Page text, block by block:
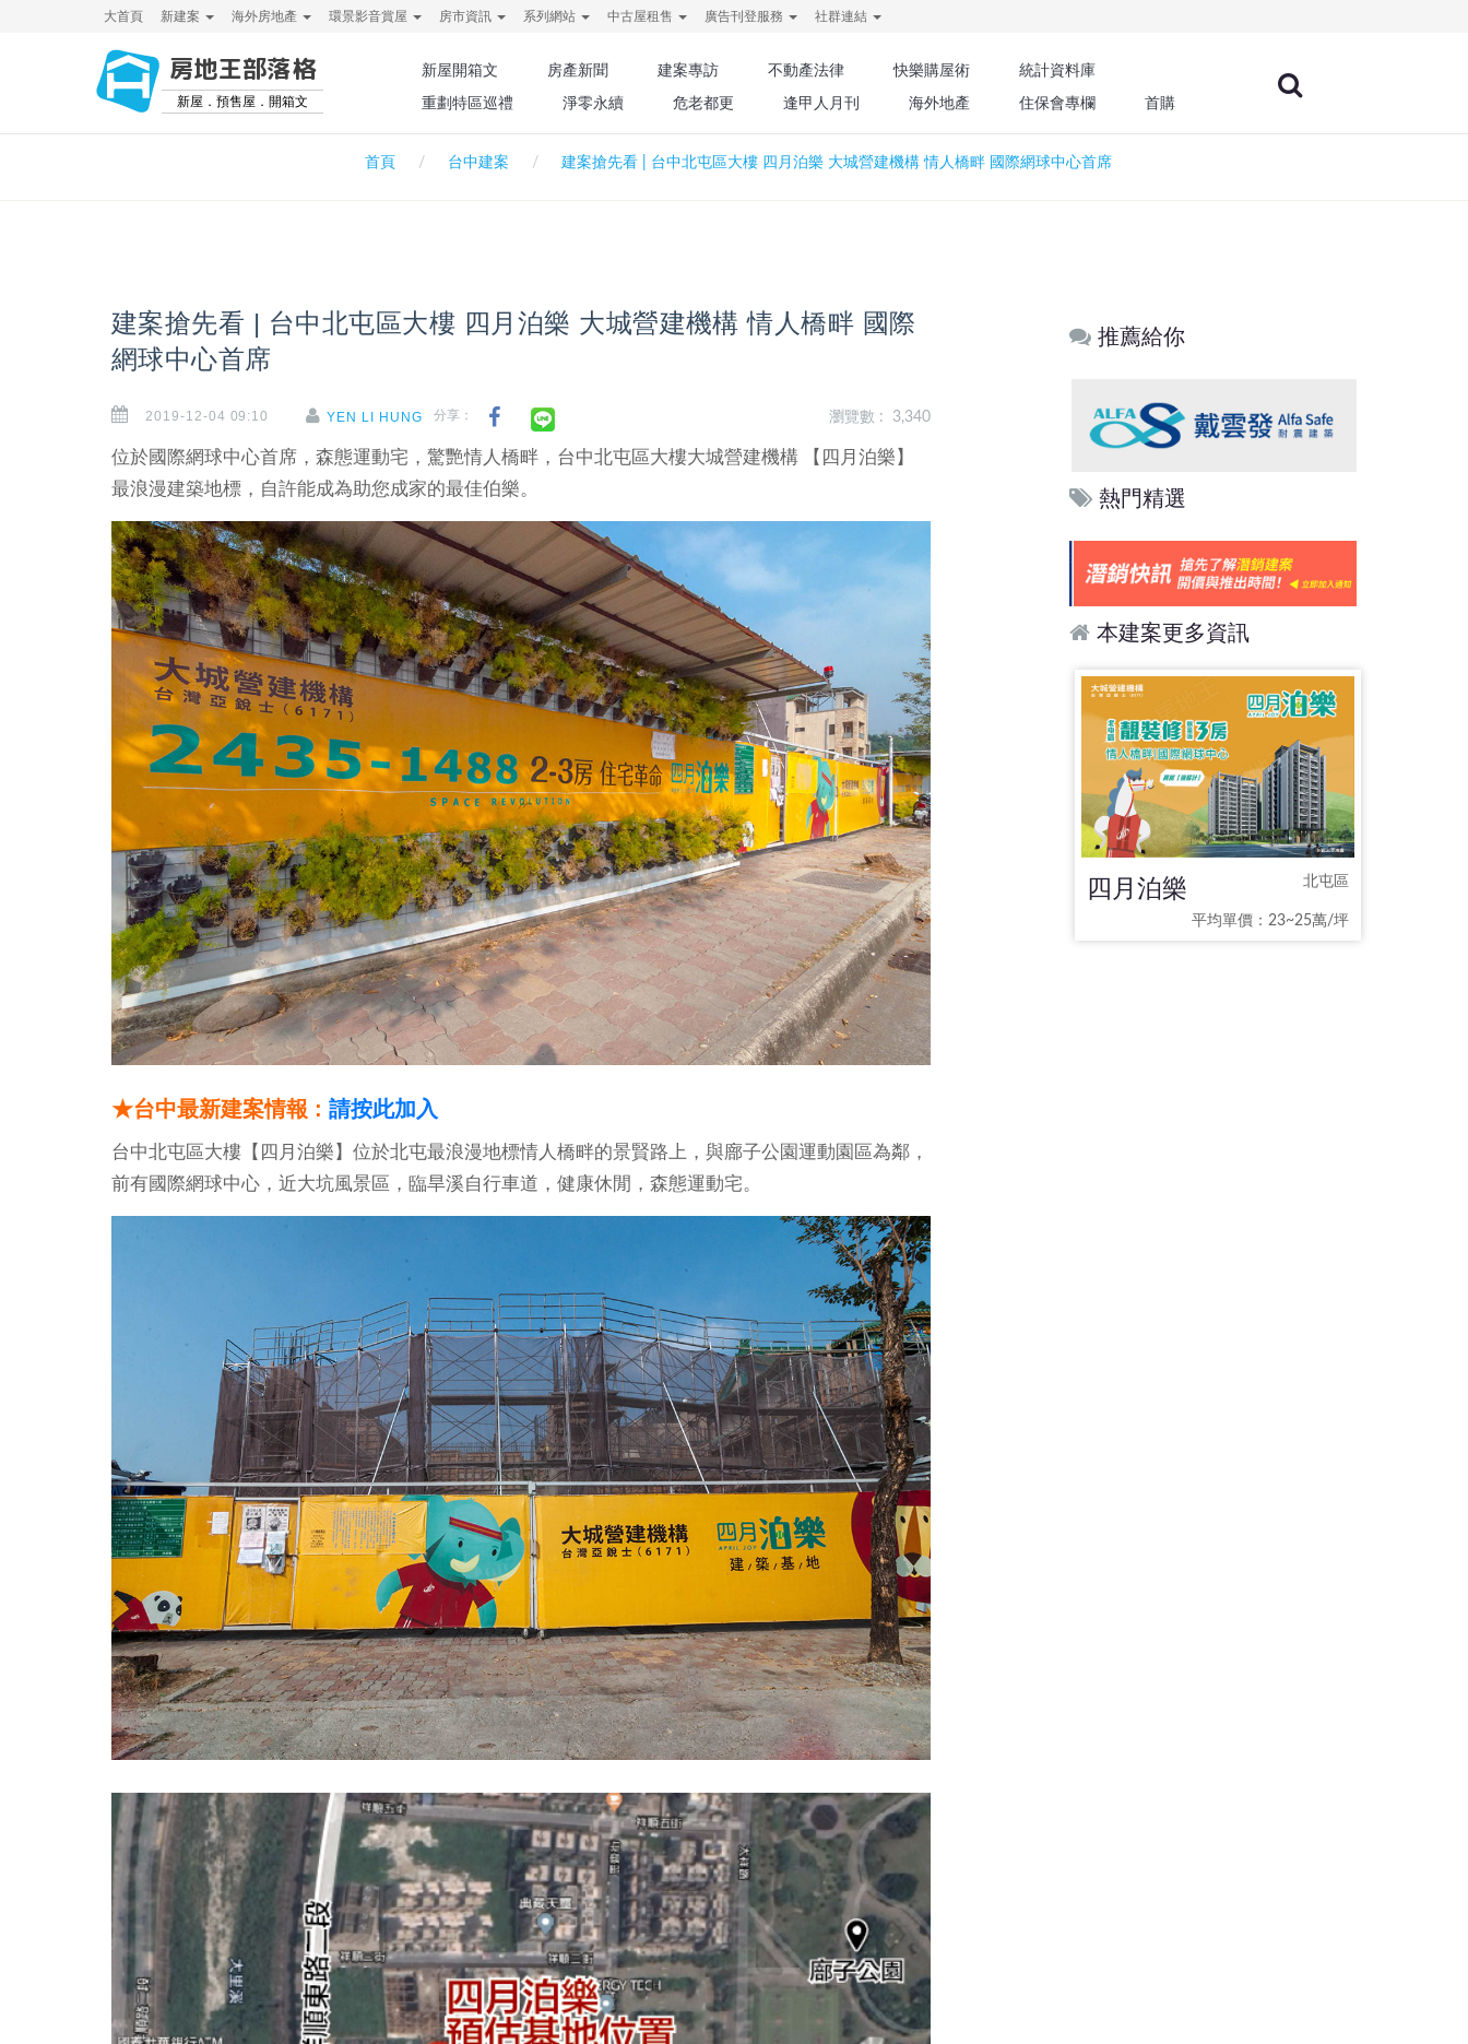
大首頁 新建案 海外房地產 環景影音賞屋 房市資訊 系列網站 中古屋租售 廣告刊登服務 社群連結
房地王部落格
新屋．預售屋．開箱文
新屋開箱文 房產新聞 建案專訪 不動產法律 快樂購屋術
統計資料庫
重劃特區巡禮
淨零永續 危老都更 逢甲人月刊 海外地產 住保會專欄 首購
首頁 台中建案 建案搶先看 | 台中北屯區大樓 四月泊樂 大城營建機構 情人橋畔 國際網球中心首席
建案搶先看 | 台中北屯區大樓 四月泊樂 大城營建機構 情人橋畔 國際
網球中心首席
2019-12-04 09:10 YEN LI HUNG 分享： 瀏覽數 : 3,340
位於國際網球中心首席，森態運動宅，驚艷情人橋畔，台中北屯區大樓大城營建機構 【四月泊樂】
最浪漫建築地標，自許能成為助您成家的最佳伯樂。
★台中最新建案情報 : 請按此加入
台中北屯區大樓【四月泊樂】位於北屯最浪漫地標情人橋畔的景賢路上，與廍子公園運動園區為鄰，
前有國際網球中心，近大坑風景區，臨旱溪自行車道，健康休閒，森態運動宅。
推薦給你
熱門精選
本建案更多資訊
四月泊樂 北屯區
平均單價：23~25萬/坪